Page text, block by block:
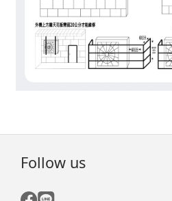
Follow us